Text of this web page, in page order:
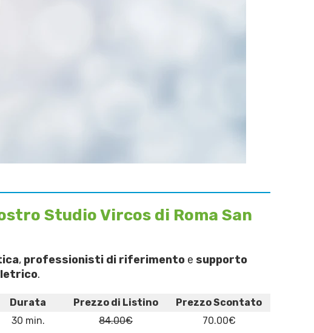
Studio Vircos di Roma San
, professionisti di riferimento e supporto
.
Durata Prezzo di Listino
Prezzo Scontato
30 min. 84.00€
70.00€